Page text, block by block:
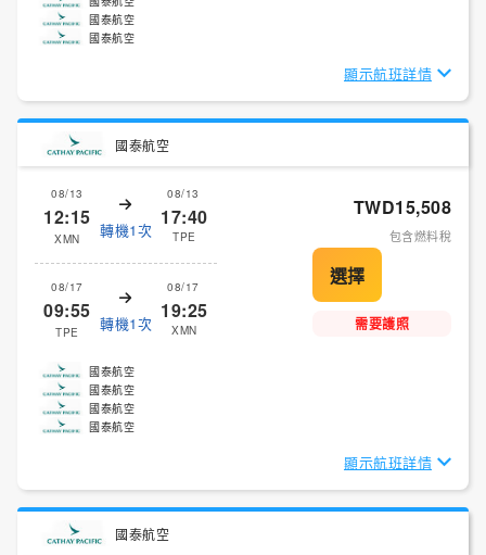
國泰航空
國泰航空
顯示航班詳情
國泰航空
08/13
12:15
XMN 轉機1次
08/13
17:40
TPE
08/17
09:55
TPE 轉機1次
08/17
19:25
XMN
TWD15,508
包含燃料稅
需要護照
國泰航空
國泰航空
國泰航空
國泰航空
顯示航班詳情
國泰航空